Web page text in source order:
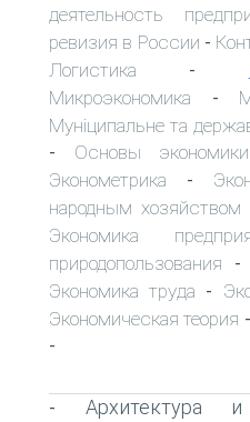
деятельность
ревизия в России -
Логистика -
Микроэкономика -
Муніципальне та
- Основы экономики
Эконометрика -
народным хозяйством
Экономика
природопользования -
Экономика труда -
Экономическая теория -
-
- Архитектура